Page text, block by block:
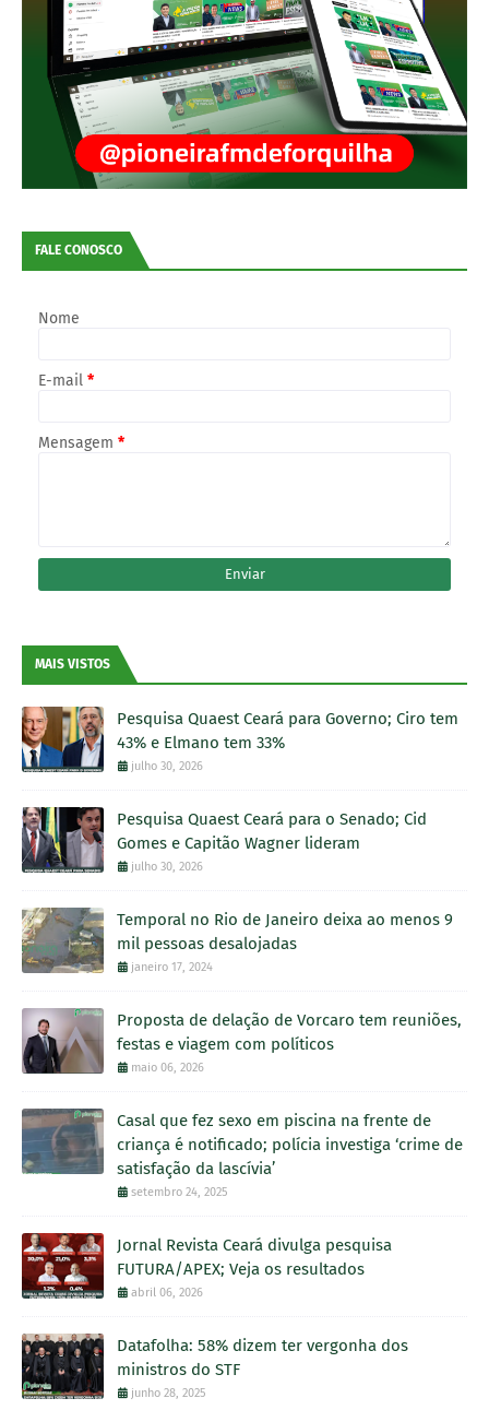
FALE CONOSCO
Nome
E-mail *
Mensagem *
MAIS VISTOS
Pesquisa Quaest Ceará para Governo; Ciro tem
43% e Elmano tem 33%
julho 30, 2026
Pesquisa Quaest Ceará para o Senado; Cid
Gomes e Capitão Wagner lideram
julho 30, 2026
Temporal no Rio de Janeiro deixa ao menos 9
mil pessoas desalojadas
janeiro 17, 2024
Proposta de delação de Vorcaro tem reuniões,
festas e viagem com políticos
maio 06, 2026
Casal que fez sexo em piscina na frente de
criança é notificado; polícia investiga ‘crime de
satisfação da lascívia’
setembro 24, 2025
Jornal Revista Ceará divulga pesquisa
FUTURA/APEX; Veja os resultados
abril 06, 2026
Datafolha: 58% dizem ter vergonha dos
ministros do STF
junho 28, 2025